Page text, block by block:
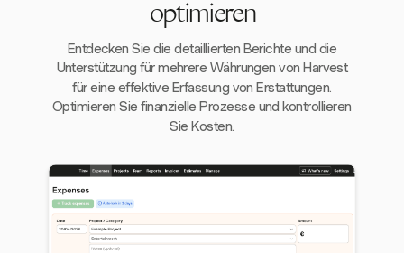
optimieren
Entdecken Sie die detaillierten Berichte und die
Unterstützung für mehrere Währungen von Harvest
für eine effektive Erfassung von Erstattungen.
Optimieren Sie finanzielle Prozesse und kontrollieren
Sie Kosten.